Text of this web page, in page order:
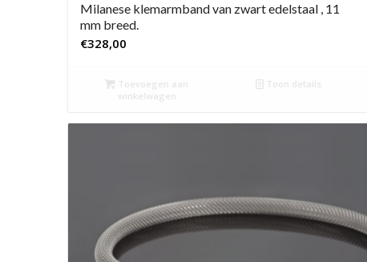
Milanese klemarmband van zwart edelstaal , 11
mm breed.
€328,00
Toevoegen aan
winkelwagen
Toon details